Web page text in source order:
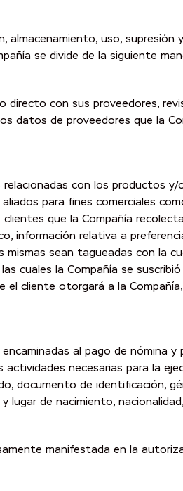
uso, supresión
se divide de la siguiente
con sus proveedores,
datos de proveedores que la
con los productos y/
para fines comerciales
que la Compañía
información relativa a
sean tagueadas con la
cuales la Compañía se
cliente otorgará a la
al pago de nómina y
actividades necesarias para la
documento de identificación,
de nacimiento,
manifestada en la